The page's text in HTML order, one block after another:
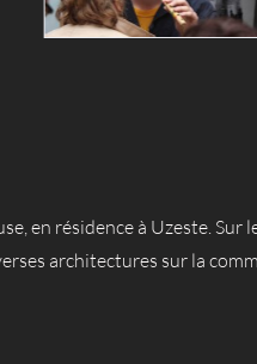
en résidence à Uzeste. Sur
architectures sur la